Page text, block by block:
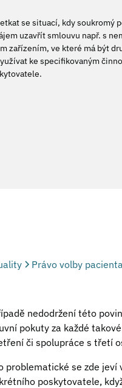
se situací, kdy soukromý
uzavřít smlouvu např. s
zařízením, ve které má být
ke specifikovaným
Právo volby
nedodržení této
pokuty za každé
či spolupráce s třetí
problematické se zde jeví
poskytovatele,